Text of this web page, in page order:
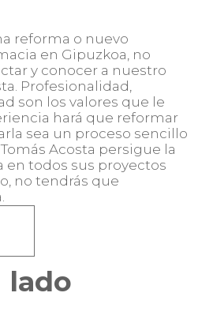
reforma o nuevo
en Gipuzkoa, no
y conocer a nuestro
Profesionalidad,
son los valores que le
hará que reformar
sea un proceso sencillo
Acosta persigue la
en todos sus proyectos
no tendrás que
lado